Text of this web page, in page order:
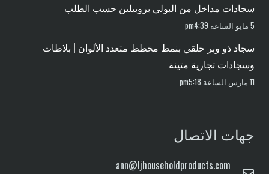
سجادات مداخل من البولي بروبيلين حسب الطلب
5 مايو الساعة pm4:39
سجاد ذو وبر حلقي بنمط مخطط متعدد الألوان | بلاطات
وسجادات تجارية متينة
11 مارس الساعة pm5:18
جهات الاتصال
ann@ljhouseholdproducts.com